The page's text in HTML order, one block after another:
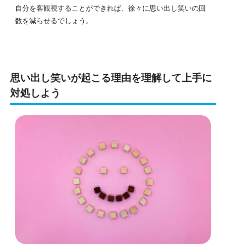
自分を客観視することができれば、徐々に思い出し笑いの回
数を減らせるでしょう。
思い出し笑いが起こる理由を理解して上手に
対処しよう